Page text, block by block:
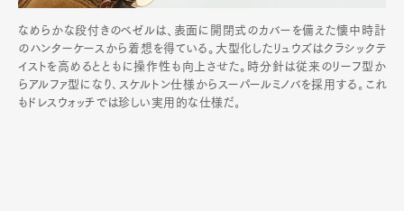
なめらかな段付きのベゼルは、表面に開閉式のカバーを備えた懐中時計
のハンターケースから着想を得ている。大型化したリュウズはクラシックテ
イストを高めるとともに操作性も向上させた。時分針は従来のリーフ型か
らアルファ型になり､スケルトン仕様からスーパールミノバを採用する｡これ
もドレスウォッチでは珍しい実用的な仕様だ｡